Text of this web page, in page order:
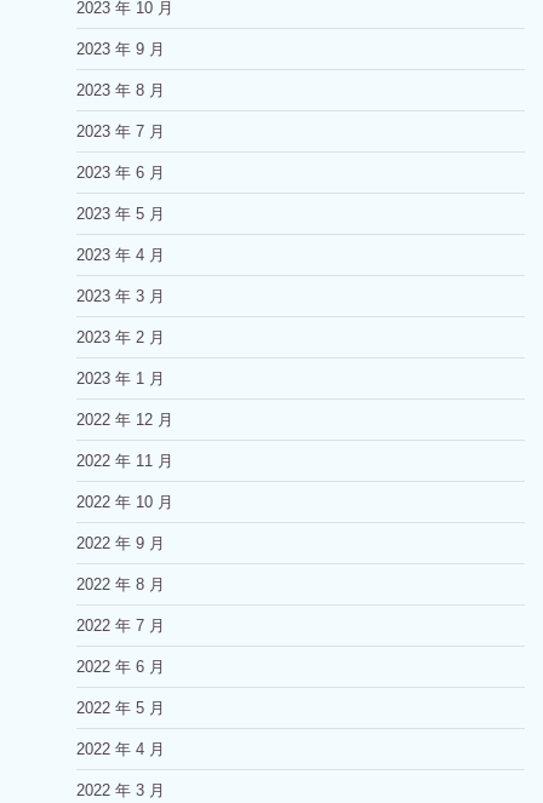
2023 年 10 月
2023 年 9 月
2023 年 8 月
2023 年 7 月
2023 年 6 月
2023 年 5 月
2023 年 4 月
2023 年 3 月
2023 年 2 月
2023 年 1 月
2022 年 12 月
2022 年 11 月
2022 年 10 月
2022 年 9 月
2022 年 8 月
2022 年 7 月
2022 年 6 月
2022 年 5 月
2022 年 4 月
2022 年 3 月